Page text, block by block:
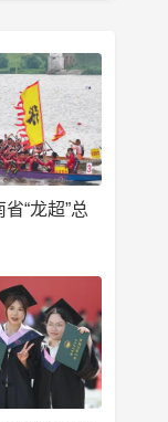
“龙超”总